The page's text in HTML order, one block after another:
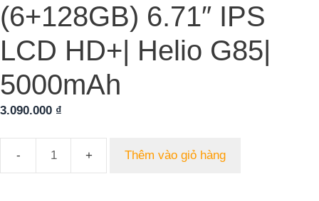
(6+128GB) 6.71″ IPS
LCD HD+| Helio G85|
5000mAh
3.090.000 ₫
Điện
Thêm vào giỏ hàng